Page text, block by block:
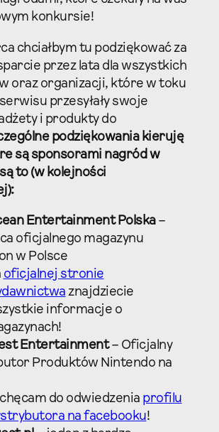
konkursie!
chciałbym tu podziękować za
przez lata dla wszystkich
oraz organizacji, które w toku
przesyłały swoje
i produkty do
podziękowania kieruję
są sponsorami nagród w
to (w kolejności
Entertainment Polska–
oficjalnego magazynu
w Polsce
oficjalnej stronie
znajdziecie
informacje o
Entertainment– Oficjalny
Produktów Nintendo na
do odwiedzenia profilu
na facebooku!